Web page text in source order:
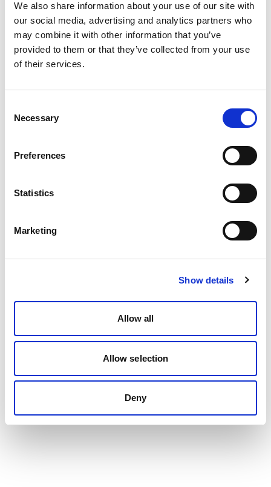
We also share information about your use of our site with
our social media, advertising and analytics partners who
may combine it with other information that you’ve
provided to them or that they’ve collected from your use
of their services.
Selection
Necessary
Preferences
Statistics
Marketing
Show details
Allow all
Allow selection
Deny